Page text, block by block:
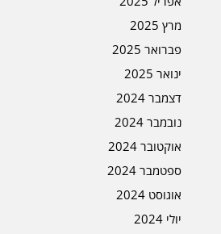
מרץ 2025
פברואר 2025
ינואר 2025
דצמבר 2024
נובמבר 2024
אוקטובר 2024
ספטמבר 2024
אוגוסט 2024
יולי 2024